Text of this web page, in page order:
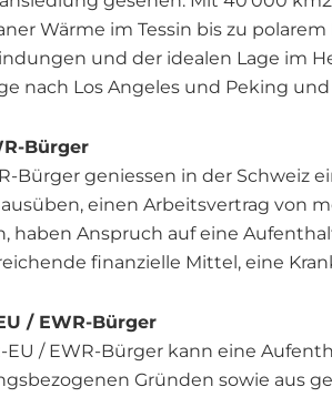
Wärme im Tessin bis zu
und der idealen Lage im
nach Los Angeles und Peking
Bürger
Bürger geniessen in der Schweiz
einen Arbeitsvertrag von
haben Anspruch auf eine
finanzielle Mittel, eine
/ EWR-Bürger
EU / EWR-Bürger kann eine
Gründen sowie aus